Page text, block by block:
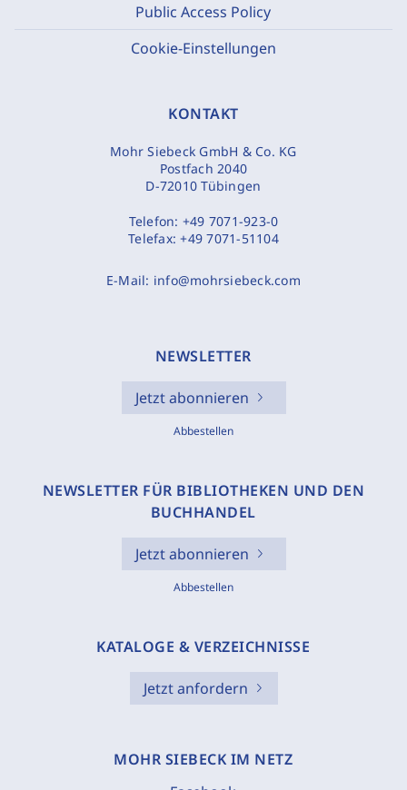
Public Access Policy
Cookie-Einstellungen
KONTAKT
Mohr Siebeck GmbH & Co. KG
Postfach 2040
D-72010 Tübingen
Telefon: +49 7071-923-0
Telefax:+49 7071-51104
E-Mail: info@mohrsiebeck.com
NEWSLETTER
Jetzt abonnieren
Abbestellen
NEWSLETTER FÜR BIBLIOTHEKEN UND DEN
BUCHHANDEL
Jetzt abonnieren
Abbestellen
KATALOGE & VERZEICHNISSE
Jetzt anfordern
MOHR SIEBECK IM NETZ